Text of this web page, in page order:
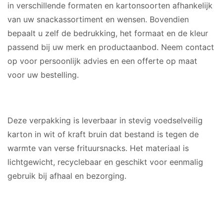
in verschillende formaten en kartonsoorten afhankelijk
van uw snackassortiment en wensen. Bovendien
bepaalt u zelf de bedrukking, het formaat en de kleur
passend bij uw merk en productaanbod. Neem contact
op voor persoonlijk advies en een offerte op maat
voor uw bestelling.
Deze verpakking is leverbaar in stevig voedselveilig
karton in wit of kraft bruin dat bestand is tegen de
warmte van verse frituursnacks. Het materiaal is
lichtgewicht, recyclebaar en geschikt voor eenmalig
gebruik bij afhaal en bezorging.